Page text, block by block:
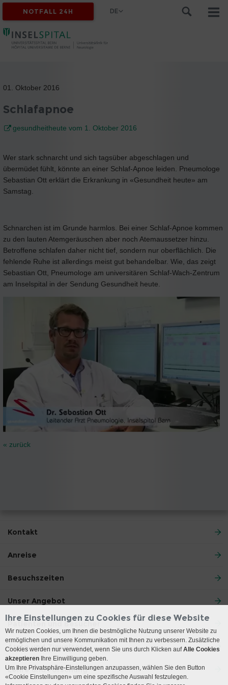
NOTFALL 24H DE
01. Oktober 2016
Schlafapnoe
gesundheitheute vom 1. Oktober 2016
Wer stark schnarcht und sich tagsüber abgeschlagen und
übermüdet fühlt, könnte an einer Schlaf-Apnoe leiden. Pneumologe
Sebastian Ott erklärt die Erkrankung in «Gesundheit heute» am
Samstag.
Schnarchen ist im Grunde harmlos. Bei einer Schlaf-Apnoe kommen
zu den lauten Atemgeräuschen aber noch Atemaussetzer hinzu.
Betroffene schlafen daher nicht tief, sondern nur oberflächlich. Die
fehlende Ruhe ist allerdings meist gut behandelbar. Wie, das zeigt
Sebastian Ott, Pneumologe am universitären Schlaf-Wach-Zentrum
am Inselspital in der Sendung Gesundheit heute.
« zurück
Kontakt
Anreise
Besuchszeiten
Unser Angebot
Patienten und Besucher
Ärzte und Zuweiser
Lehre und Forschung
Ihre Einstellungen zu Cookies für diese Website
Wir nutzen Cookies, um Ihnen die bestmögliche Nutzung unserer Website zu
ermöglichen und unsere Kommunikation mit Ihnen zu verbessern. Zusätzliche
Cookies werden nur verwendet, wenn Sie uns durch Klicken aufAlle Cookies
akzeptieren Ihre Einwilligung geben.
Um Ihre Privatsphäre-Einstellungen anzupassen, wählen Sie den Button
«Cookie Einstellungen» um eine spezifische Auswahl festzulegen.